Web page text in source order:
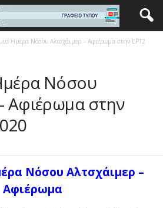
Ημέρα Νόσου Αλτσχάιμερ – Αφιέρωμα στην ΕΡΤ2
Νόσου
Αφιέρωμα στην
Νόσου Αλτσχάιμερ –
Αφιέρωμα